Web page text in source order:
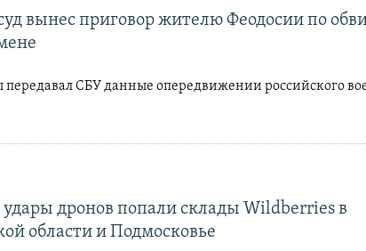
вынес приговор жителю Феодосии по
СБУ данные опередвижении российского
удары дронов попали склады Wildberries в
области и Подмосковье